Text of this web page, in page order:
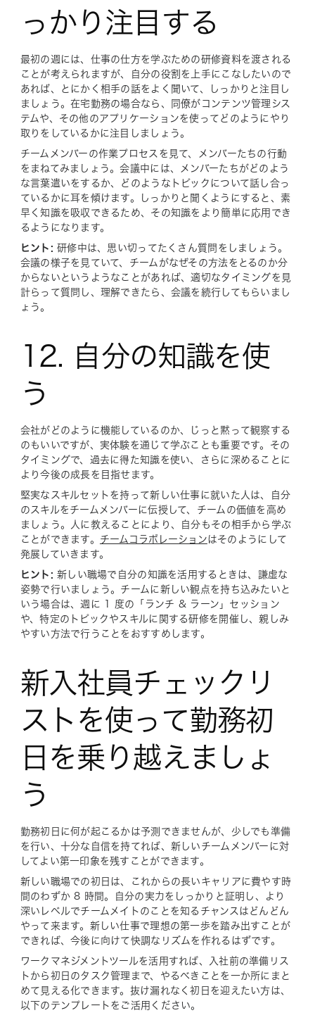
っかり注目する
最初の週には、仕事の仕方を学ぶための研修資料を渡される
ことが考えられますが、自分の役割を上手にこなしたいので
あれば、とにかく相手の話をよく聞いて、しっかりと注目し
ましょう。在宅勤務の場合なら、同僚がコンテンツ管理シス
テムや、その他のアプリケーションを使ってどのようにやり
取りをしているかに注目しましょう。
チームメンバーの作業プロセスを見て、メンバーたちの行動
をまねてみましょう。会議中には、メンバーたちがどのよう
な言葉遣いをするか、どのようなトピックについて話し合っ
ているかに耳を傾けます。しっかりと聞くようにすると、素
早く知識を吸収できるため、その知識をより簡単に応用でき
るようになります。
ヒント: 研修中は、思い切ってたくさん質問をしましょう。
会議の様子を見ていて、チームがなぜその方法をとるのか分
からないというようなことがあれば、適切なタイミングを見
計らって質問し、理解できたら、会議を続行してもらいまし
ょう。
12. 自分の知識を使
う
会社がどのように機能しているのか、じっと黙って観察する
のもいいですが、実体験を通じて学ぶことも重要です。その
タイミングで、過去に得た知識を使い、さらに深めることに
より今後の成長を目指せます。
堅実なスキルセットを持って新しい仕事に就いた人は、自分
のスキルをチームメンバーに伝授して、チームの価値を高め
ましょう。人に教えることにより、自分もその相手から学ぶ
ことができます。 チームコラボレーションはそのようにして
発展していきます。
ヒント: 新しい職場で自分の知識を活用するときは、謙虚な
姿勢で行いましょう。チームに新しい観点を持ち込みたいと
いう場合は、週に 1 度の「ランチ & ラーン」セッション
や、特定のトピックやスキルに関する研修を開催し、親しみ
やすい方法で行うことをおすすめします。
新入社員チェックリ
ストを使って勤務初
日を乗り越えましょ
う
勤務初日に何が起こるかは予測できませんが、少しでも準備
を行い、十分な自信を持てれば、新しいチームメンバーに対
してよい第一印象を残すことができます。
新しい職場での初日は、これからの長いキャリアに費やす時
間のわずか 8 時間。自分の実力をしっかりと証明し、より
深いレベルでチームメイトのことを知るチャンスはどんどん
やって来ます。新しい仕事で理想の第一歩を踏み出すことが
できれば、今後に向けて快調なリズムを作れるはずです。
ワークマネジメントツールを活用すれば、入社前の準備リス
トから初日のタスク管理まで、やるべきことを一か所にまと
めて見える化できます。抜け漏れなく初日を迎えたい方は、
以下のテンプレートをご活用ください。